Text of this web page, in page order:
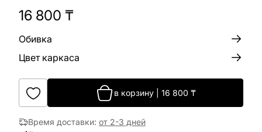
16 800 ₸
Обивка
Цвет каркаса
в корзину| 16 800 ₸
Время доставки: от 2-3 дней